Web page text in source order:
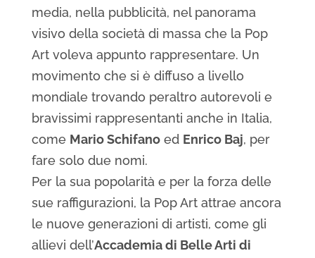
media, nella pubblicità, nel panorama
visivo della società di massa che la Pop
Art voleva appunto rappresentare. Un
movimento che si è diffuso a livello
mondiale trovando peraltro autorevoli e
bravissimi rappresentanti anche in Italia,
come Mario Schifanoed Enrico Baj, per
fare solo due nomi.
Per la sua popolarità e per la forza delle
sue raffigurazioni, la Pop Art attrae ancora
le nuove generazioni di artisti, come gli
allievi dell’Accademia di Belle Arti di